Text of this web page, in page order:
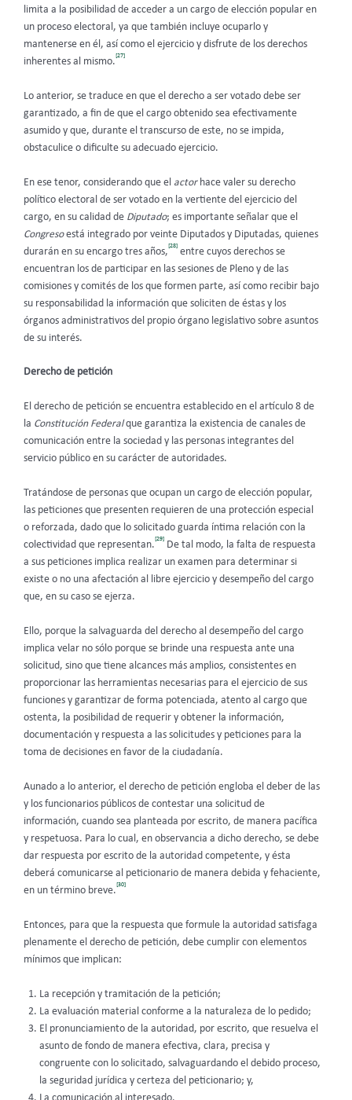
limita a la posibilidad de acceder a un cargo de elección popular en
un proceso electoral, ya que también incluye ocuparlo y
mantenerse en él, así como el ejercicio y disfrute de los derechos
inherentes al mismo.
[27]
Lo anterior, se traduce en que el derecho a ser votado debe ser
garantizado, a fin de que el cargo obtenido sea efectivamente
asumido y que, durante el transcurso de este, no se impida,
obstaculice o dificulte su adecuado ejercicio.
En ese tenor, considerando que el actor hace valer su derecho
político electoral de ser votado en la vertiente del ejercicio del
cargo, en su calidad de Diputado; es importante señalar que el
Congresoestá integrado por veinte Diputados y Diputadas, quienes
durarán en su encargo tres años,
[28]
entre cuyos derechos se
encuentran los de participar en las sesiones de Pleno y de las
comisiones y comités de los que formen parte, así como recibir bajo
su responsabilidad la información que soliciten de éstas y los
órganos administrativos del propio órgano legislativo sobre asuntos
de su interés.
Derecho de petición
El derecho de petición se encuentra establecido en el artículo 8 de
la Constitución Federalque garantiza la existencia de canales de
comunicación entre la sociedad y las personas integrantes del
servicio público en su carácter de autoridades.
Tratándose de personas que ocupan un cargo de elección popular,
las peticiones que presenten requieren de una protección especial
o reforzada, dado que lo solicitado guarda íntima relación con la
colectividad que representan.
[29]
De tal modo, la falta de respuesta
a sus peticiones implica realizar un examen para determinar si
existe o no una afectación al libre ejercicio y desempeño del cargo
que, en su caso se ejerza.
Ello, porque la salvaguarda del derecho al desempeño del cargo
implica velar no sólo porque se brinde una respuesta ante una
solicitud, sino que tiene alcances más amplios, consistentes en
proporcionar las herramientas necesarias para el ejercicio de sus
funciones y garantizar de forma potenciada, atento al cargo que
ostenta, la posibilidad de requerir y obtener la información,
documentación y respuesta a las solicitudes y peticiones para la
toma de decisiones en favor de la ciudadanía.
Aunado a lo anterior, el derecho de petición engloba el deber de las
y los funcionarios públicos de contestar una solicitud de
información, cuando sea planteada por escrito, de manera pacífica
y respetuosa. Para lo cual, en observancia a dicho derecho, se debe
dar respuesta por escrito de la autoridad competente, y ésta
deberá comunicarse al peticionario de manera debida y fehaciente,
en un término breve.
[30]
Entonces, para que la respuesta que formule la autoridad satisfaga
plenamente el derecho de petición, debe cumplir con elementos
mínimos que implican:
La recepción y tramitación de la petición;
La evaluación material conforme a la naturaleza de lo pedido;
El pronunciamiento de la autoridad, por escrito, que resuelva el
asunto de fondo de manera efectiva, clara, precisa y
congruente con lo solicitado, salvaguardando el debido proceso,
la seguridad jurídica y certeza del peticionario; y,
La comunicación al interesado.